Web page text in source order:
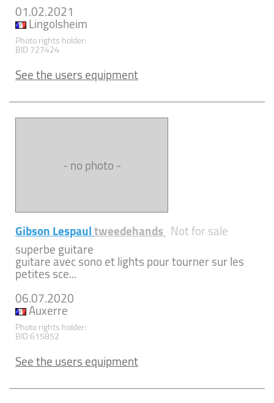
01.02.2021
Lingolsheim
Photo rights holder:
BID 727424
See the users equipment
- no photo -
Gibson Lespaultweedehands Not for sale
superbe guitare
guitare avec sono et lights pour tourner sur les
petites sce...
06.07.2020
Auxerre
Photo rights holder:
BID 615852
See the users equipment